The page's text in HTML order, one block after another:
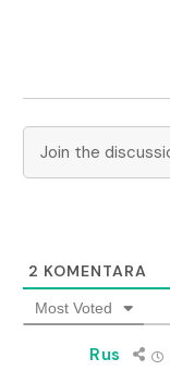
2 KOMENTARA
Most Voted
Rus